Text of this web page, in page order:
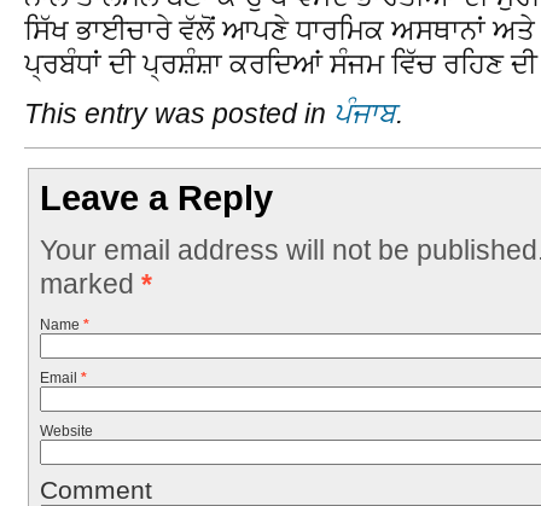
ਸਿੱਖ ਭਾਈਚਾਰੇ ਵੱਲੋਂ ਆਪਣੇ ਧਾਰਮਿਕ ਅਸਥਾਨਾਂ
ਪ੍ਰਬੰਧਾਂ ਦੀ ਪ੍ਰਸ਼ੰਸ਼ਾ ਕਰਦਿਆਂ ਸੰਜਮ ਵਿੱਚ ਰਹਿਣ
This entry was posted in ਪੰਜਾਬ.
Leave a Reply
Your email address will not be
marked *
Name *
Email *
Website
Comment